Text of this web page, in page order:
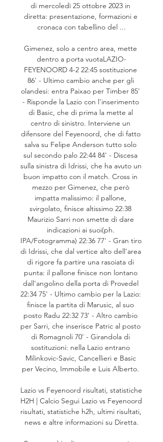
di mercoledì 25 ottobre 2023 in
diretta: presentazione, formazioni e
cronaca con tabellino del ...
Gimenez, solo a centro area, mette
dentro a porta vuotaLAZIO-
FEYENOORD 4-2 22:45 sostituzione
86' - Ultimo cambio anche per gli
olandesi: entra Paixao per Timber 85'
- Risponde la Lazio con l'inserimento
di Basic, che di prima la mette al
centro di sinistro. Interviene un
difensore del Feyenoord, che di fatto
salva su Felipe Anderson tutto solo
sul secondo palo 22:44 84' - Discesa
sulla sinistra di Idrissi, che ha avuto un
buon impatto con il match. Cross in
mezzo per Gimenez, che però
impatta malissimo: il pallone,
svirgolato, finisce altissimo 22:38
Maurizio Sarri non smette di dare
indicazioni ai suoi(ph.
IPA/Fotogramma) 22:36 77' - Gran tiro
di Idrissi, che dal vertice alto dell'area
di rigore fa partire una rasoiata di
punta: il pallone finisce non lontano
dall'angolino della porta di Provedel
22:34 75' - Ultimo cambio per la Lazio:
finisce la partita di Marusic, al suo
posto Radu 22:32 73' - Altro cambio
per Sarri, che inserisce Patric al posto
di Romagnoli 70' - Girandola di
sostituzioni: nella Lazio entrano
Milinkovic-Savic, Cancellieri e Basic
per Vecino, Immobile e Luis Alberto.
Lazio vs Feyenoord risultati, statistiche
H2H | Calcio Segui Lazio vs Feyenoord
risultati, statistiche h2h, ultimi risultati,
news e altre informazioni su Diretta.